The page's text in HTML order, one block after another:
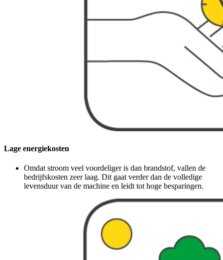
Lage energiekosten
Omdat stroom veel voordeliger is dan brandstof, vallen de
bedrijfskosten zeer laag. Dit gaat verder dan de volledige
levensduur van de machine en leidt tot hoge besparingen.